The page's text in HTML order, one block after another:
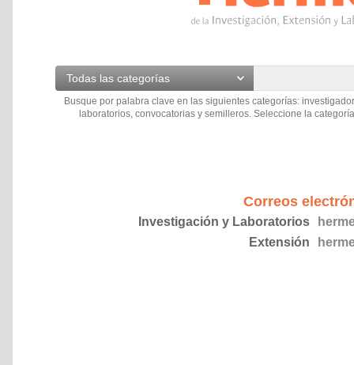
Todas las categorías
Busque por palabra clave en las siguientes categorías:
laboratorios, convocatorias y semilleros. Seleccione la
Correos
Investigación y Laboratorios
Extensión